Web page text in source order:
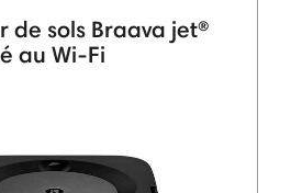
de sols Braava jet®
au Wi-Fi